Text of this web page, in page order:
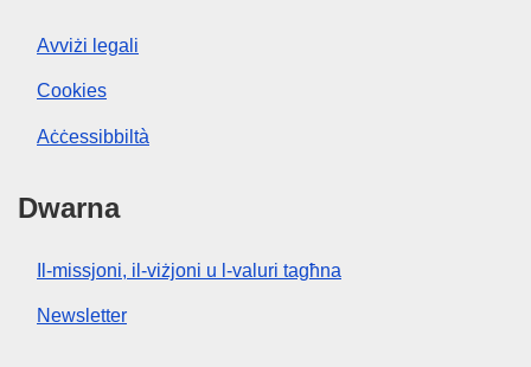
Avviżi legali
Cookies
Aċċessibbiltà
Dwarna
Il-missjoni, il-viżjoni u l-valuri tagħna
Newsletter